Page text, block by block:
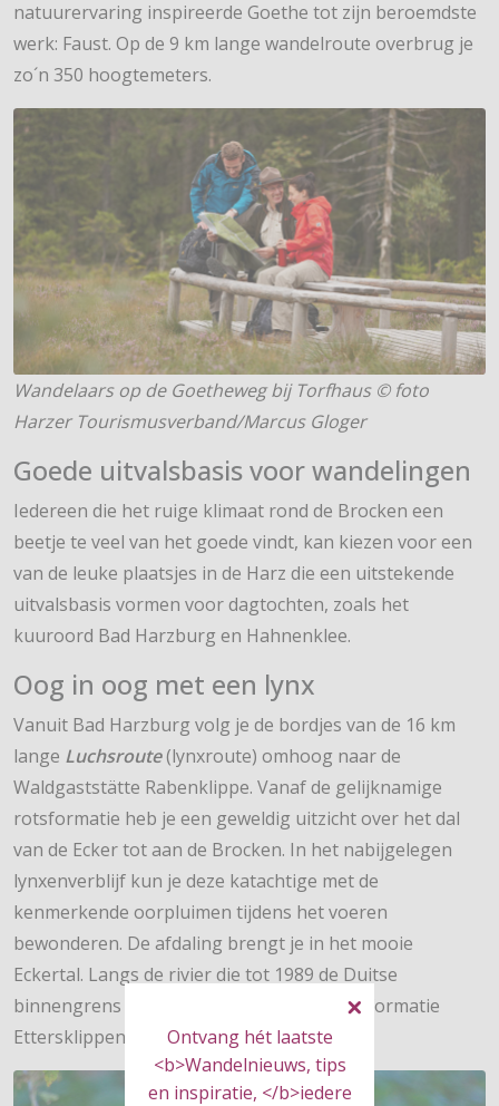
Ontvang hét laatste
<b>Wandelnieuws, tips
en inspiratie, </b>iedere
natuurervaring inspireerde Goethe tot zijn beroemdste
werk: Faust. Op de 9 km lange wandelroute overbrug je
zo´n 350 hoogtemeters.
Wandelaars op de Goetheweg bij Torfhaus © foto
Harzer Tourismusverband/Marcus Gloger
Goede uitvalsbasis voor wandelingen
Iedereen die het ruige klimaat rond de Brocken een
beetje te veel van het goede vindt, kan kiezen voor een
van de leuke plaatsjes in de Harz die een uitstekende
uitvalsbasis vormen voor dagtochten, zoals het
kuuroord Bad Harzburg en Hahnenklee.
Oog in oog met een lynx
Vanuit Bad Harzburg volg je de bordjes van de 16 km
lange Luchsroute(lynxroute) omhoog naar de
Waldgaststätte Rabenklippe. Vanaf de gelijknamige
rotsformatie heb je een geweldig uitzicht over het dal
van de Ecker tot aan de Brocken. In het nabijgelegen
lynxenverblijf kun je deze katachtige met de
kenmerkende oorpluimen tijdens het voeren
bewonderen. De afdaling brengt je in het mooie
Eckertal. Langs de rivier die tot 1989 de Duitse
binnengrens vormde, wandel je via de rotsformatie
Ettersklippen weer richting Bad Harzburg.